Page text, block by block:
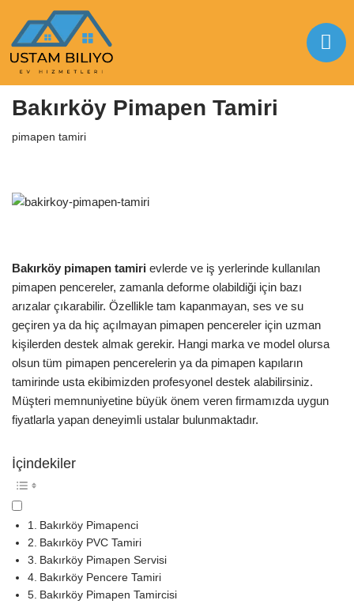
İçeriğe
geç
Anasayfa|pimapen tamiri
Bakırköy Pimapen Tamiri
pimapen tamiri
Bakırköy pimapen tamiri evlerde ve iş yerlerinde kullanılan
pimapen pencereler, zamanla deforme olabildiği için bazı
arızalar çıkarabilir. Özellikle tam kapanmayan, ses ve su
geçiren ya da hiç açılmayan pimapen pencereler için uzman
kişilerden destek almak gerekir. Hangi marka ve model olursa
olsun tüm pimapen pencerelerin ya da pimapen kapıların
tamirinde usta ekibimizden profesyonel destek alabilirsiniz.
Müşteri memnuniyetine büyük önem veren firmamızda uygun
fiyatlarla yapan deneyimli ustalar bulunmaktadır.
İçindekiler
Bakırköy Pimapenci
Bakırköy PVC Tamiri
Bakırköy Pimapen Servisi
Bakırköy Pencere Tamiri
Bakırköy Pimapen Tamircisi